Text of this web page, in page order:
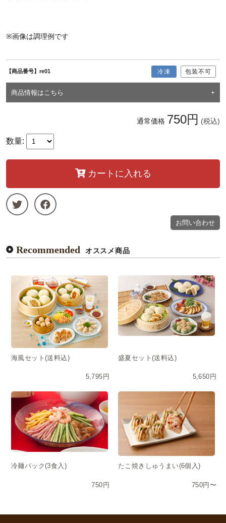
※画像は調理例です
【商品番号】re01 冷凍 包装不可
商品情報はこちら
通常価格 750円 (税込)
数量:
カートに入れる
お問い合わせ
Recommended オススメ商品
海風セット(送料込)
5,795円
盛夏セット(送料込)
5,650円
冷麺パック(3食入)
750円
たこ焼きしゅうまい(6個入)
750円〜